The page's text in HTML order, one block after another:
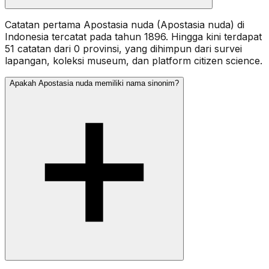
Catatan pertama Apostasia nuda (Apostasia nuda) di
Indonesia tercatat pada tahun 1896. Hingga kini terdapat
51 catatan dari 0 provinsi, yang dihimpun dari survei
lapangan, koleksi museum, dan platform citizen science.
Apakah Apostasia nuda memiliki nama sinonim?